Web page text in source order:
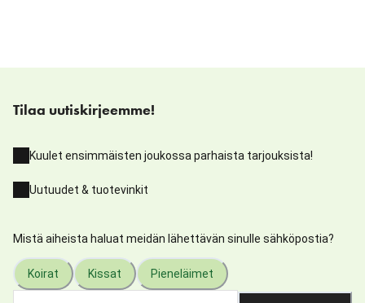
Tilaa uutiskirjeemme!
Kuulet ensimmäisten joukossa parhaista tarjouksista!
Uutuudet & tuotevinkit
Mistä aiheista haluat meidän lähettävän sinulle sähköpostia?
Koirat Kissat Pieneläimet